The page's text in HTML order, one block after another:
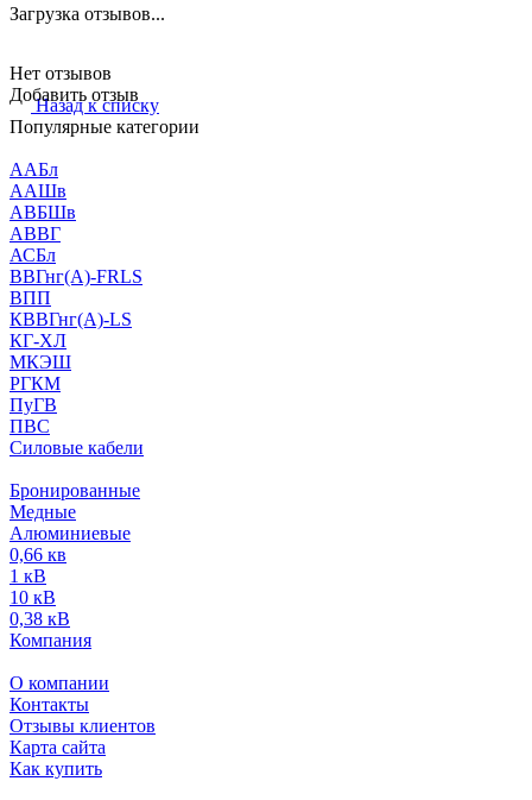
Загрузка отзывов...
Нет отзывов
Добавить отзыв
Назад к списку
Популярные категории
ААБл
ААШв
АВБШв
АВВГ
АСБл
ВВГнг(А)-FRLS
ВПП
КВВГнг(А)-LS
КГ-ХЛ
МКЭШ
РГКМ
ПуГВ
ПВС
Силовые кабели
Бронированные
Медные
Алюминиевые
0,66 кв
1 кВ
10 кВ
0,38 кВ
Компания
О компании
Контакты
Отзывы клиентов
Карта сайта
Как купить